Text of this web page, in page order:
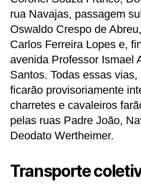
rua Navajas, passagem
Oswaldo Crespo de
Carlos Ferreira Lopes e,
avenida Professor Ismael
Santos. Todas essas
ficarão provisoriamente
charretes e cavaleiros
pelas ruas Padre João,
Deodato Wertheimer.
Transporte